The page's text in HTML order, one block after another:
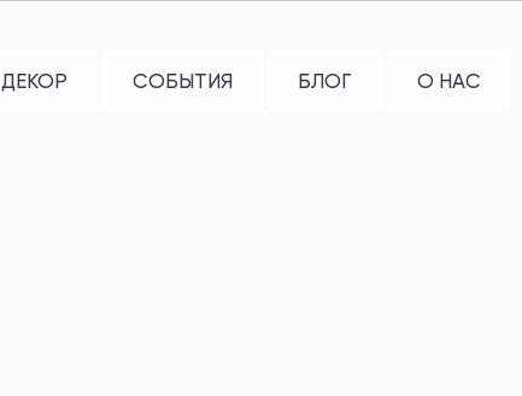
ДЕКОР СОБЫТИЯ БЛОГ О НАС